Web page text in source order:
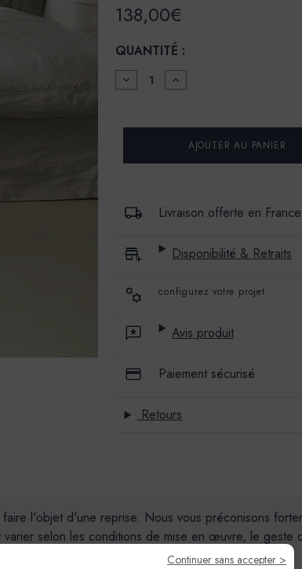
138,00€
QUANTITÉ :
DIMINUER
LA
FINITION
-
AUGMENTER
LA
FINITION
BÉTON
LISSE
-
Livraison offerte en
Disponibilité & Retraits
configurez votre projet
Avis produit
Paiement sécurisé
Retours
l'objet d'une reprise. Nous vous préconisons
selon les conditions de mise en œuvre, le geste
Continuer sans accepter >